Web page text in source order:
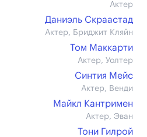
Актер
Даниэль Скраастад
Актер, Бриджит Кляйн
Том Маккарти
Актер, Уолтер
Синтия Мейс
Актер, Венди
Майкл Кантримен
Актер, Эван
Тони Гилрой